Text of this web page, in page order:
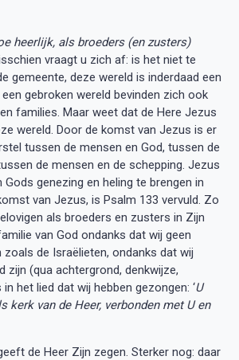
heerlijk, als broeders (en zusters)
vraagt u zich af: is het niet te
gemeente, deze wereld is inderdaad een
gebroken wereld bevinden zich ook
families. Maar weet dat de Here Jezus
wereld. Door de komst van Jezus is er
tussen de mensen en God, tussen de
de mensen en de schepping. Jezus
genezing en heling te brengen in
van Jezus, is Psalm 133 vervuld. Zo
als broeders en zusters in Zijn
van God ondanks dat wij geen
de Israëlieten, ondanks dat wij
zijn (qua achtergrond, denkwijze,
het lied dat wij hebben gezongen: ‘U
kerk van de Heer, verbonden met U en
de Heer Zijn zegen. Sterker nog: daar